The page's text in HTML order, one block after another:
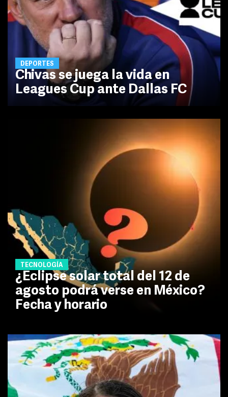
DEPORTES
Chivas se juega la vida en
Leagues Cup ante Dallas FC
TECNOLOGÍA
¿Eclipse solar total del 12 de
agosto podrá verse en México?
Fecha y horario